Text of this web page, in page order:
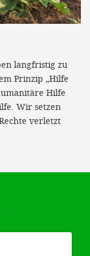
langfristig zu
Prinzip „Hilfe
Hilfe
Wir setzen
verletzt